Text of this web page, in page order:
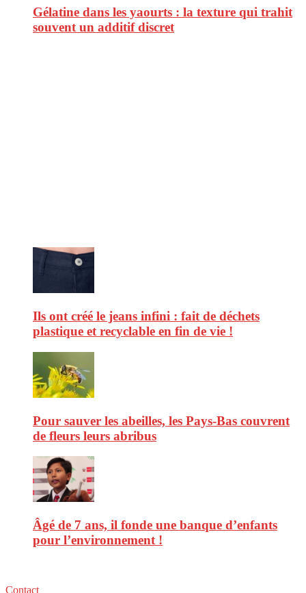
Gélatine dans les yaourts : la texture qui trahit
souvent un additif discret
Ils ont créé le jeans infini : fait de déchets
plastique et recyclable en fin de vie !
Pour sauver les abeilles, les Pays-Bas couvrent
de fleurs leurs abribus
Âgé de 7 ans, il fonde une banque d’enfants
pour l’environnement !
Contact